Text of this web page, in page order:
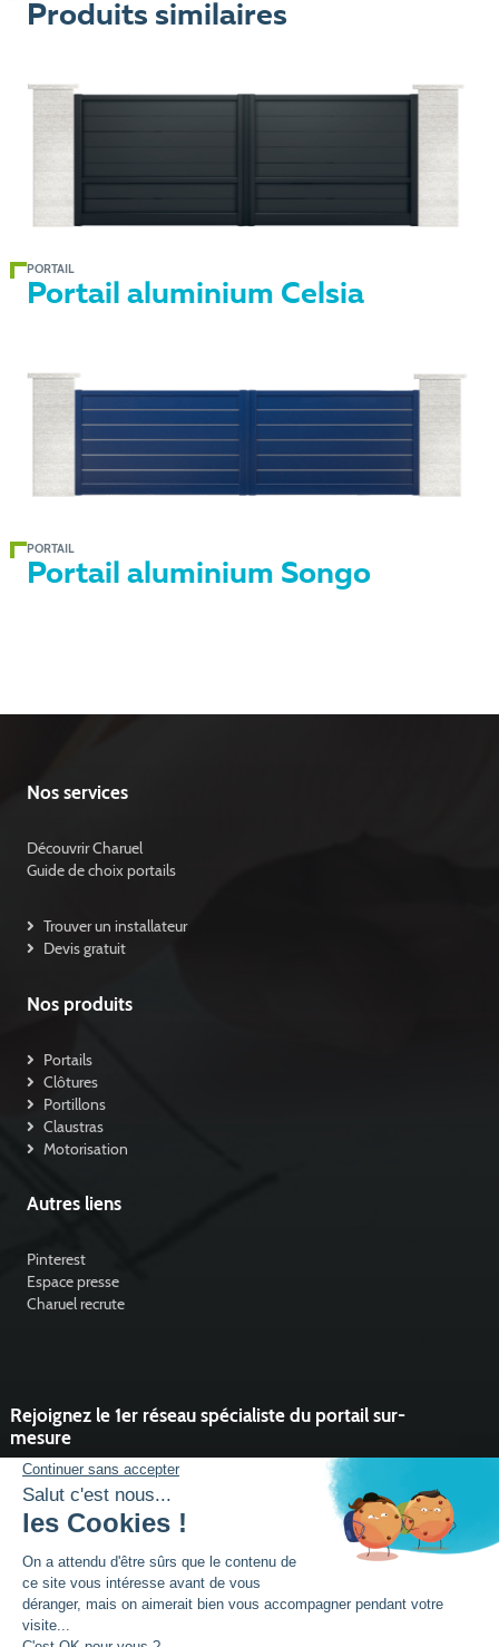
Produits similaires
PORTAIL
Portail aluminium Celsia
PORTAIL
Portail aluminium Songo
Nos services
Découvrir Charuel
Guide de choix portails
Trouver un installateur
Devis gratuit
Nos produits
Portails
Clôtures
Portillons
Claustras
Motorisation
Autres liens
Pinterest
Espace presse
Charuel recrute
Rejoignez le 1er réseau spécialiste du portail sur-
mesure
Vous souhaitez développer l'activité portail de votre entreprise ?
Rejoindre un réseau dynamique, avec un service et des outils qui
font la différence ?
DEVENIR PARTENAIRE